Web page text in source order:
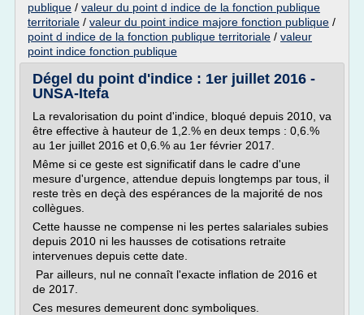
publique / valeur du point d indice de la fonction publique
territoriale / valeur du point indice majore fonction publique /
point d indice de la fonction publique territoriale / valeur
point indice fonction publique
Dégel du point d'indice : 1er juillet 2016 -
UNSA-Itefa
La revalorisation du point d'indice, bloqué depuis 2010, va
être effective à hauteur de 1,2.% en deux temps : 0,6.%
au 1er juillet 2016 et 0,6.% au 1er février 2017.
Même si ce geste est significatif dans le cadre d'une
mesure d'urgence, attendue depuis longtemps par tous, il
reste très en deçà des espérances de la majorité de nos
collègues.
Cette hausse ne compense ni les pertes salariales subies
depuis 2010 ni les hausses de cotisations retraite
intervenues depuis cette date.
Par ailleurs, nul ne connaît l'exacte inflation de 2016 et
de 2017.
Ces mesures demeurent donc symboliques.